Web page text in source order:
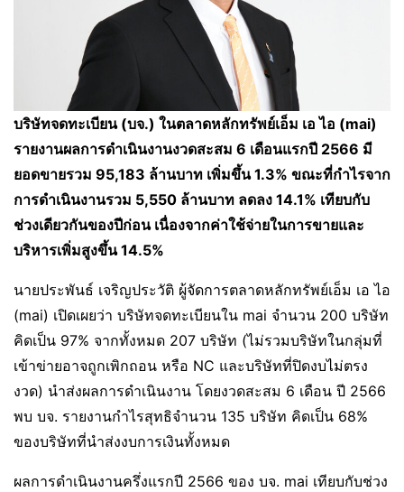
บริษัทจดทะเบียน (บจ.) ในตลาดหลักทรัพย์เอ็ม เอ ไอ (mai)
รายงานผลการดำเนินงานงวดสะสม 6 เดือนแรกปี 2566 มี
ยอดขายรวม 95,183 ล้านบาท เพิ่มขึ้น 1.3% ขณะที่กำไรจาก
การดำเนินงานรวม 5,550 ล้านบาท ลดลง 14.1% เทียบกับ
ช่วงเดียวกันของปีก่อน เนื่องจากค่าใช้จ่ายในการขายและ
บริหารเพิ่มสูงขึ้น 14.5%
นายประพันธ์ เจริญประวัติ ผู้จัดการตลาดหลักทรัพย์เอ็ม เอ ไอ
(mai) เปิดเผยว่า บริษัทจดทะเบียนใน mai จำนวน 200 บริษัท
คิดเป็น 97% จากทั้งหมด 207 บริษัท (ไม่รวมบริษัทในกลุ่มที่
เข้าข่ายอาจถูกเพิกถอน หรือ NC และบริษัทที่ปิดงบไม่ตรง
งวด) นำส่งผลการดำเนินงาน โดยงวดสะสม 6 เดือน ปี 2566
พบ บจ. รายงานกำไรสุทธิจำนวน 135 บริษัท คิดเป็น 68%
ของบริษัทที่นำส่งงบการเงินทั้งหมด
ผลการดำเนินงานครึ่งแรกปี 2566 ของ บจ. mai เทียบกับช่วง